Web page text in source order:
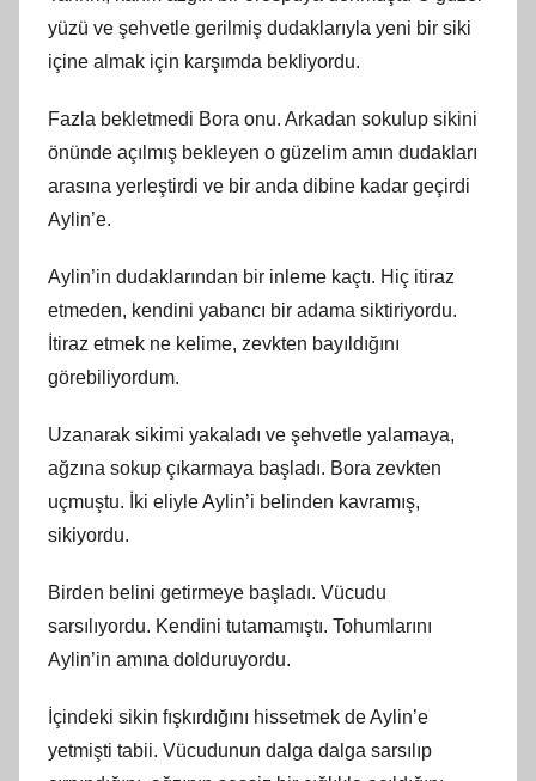
yüzü ve şehvetle gerilmiş dudaklarıyla yeni bir siki
içine almak için karşımda bekliyordu.
Fazla bekletmedi Bora onu. Arkadan sokulup sikini
önünde açılmış bekleyen o güzelim amın dudakları
arasına yerleştirdi ve bir anda dibine kadar geçirdi
Aylin’e.
Aylin’in dudaklarından bir inleme kaçtı. Hiç itiraz
etmeden, kendini yabancı bir adama siktiriyordu.
İtiraz etmek ne kelime, zevkten bayıldığını
görebiliyordum.
Uzanarak sikimi yakaladı ve şehvetle yalamaya,
ağzına sokup çıkarmaya başladı. Bora zevkten
uçmuştu. İki eliyle Aylin’i belinden kavramış,
sikiyordu.
Birden belini getirmeye başladı. Vücudu
sarsılıyordu. Kendini tutamamıştı. Tohumlarını
Aylin’in amına dolduruyordu.
İçindeki sikin fışkırdığını hissetmek de Aylin’e
yetmişti tabii. Vücudunun dalga dalga sarsılıp